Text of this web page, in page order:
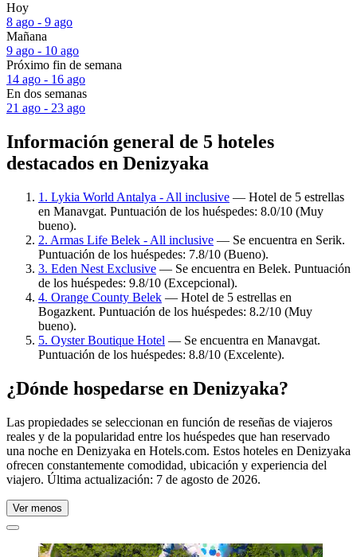
Hoy
8 ago - 9 ago
Mañana
9 ago - 10 ago
Próximo fin de semana
14 ago - 16 ago
En dos semanas
21 ago - 23 ago
Información general de 5 hoteles
destacados en Denizyaka
1. Lykia World Antalya - All inclusive — Hotel de 5 estrellas
en Manavgat. Puntuación de los huéspedes: 8.0/10 (Muy
bueno).
2. Armas Life Belek - All inclusive — Se encuentra en Serik.
Puntuación de los huéspedes: 7.8/10 (Bueno).
3. Eden Nest Exclusive — Se encuentra en Belek. Puntuación
de los huéspedes: 9.8/10 (Excepcional).
4. Orange County Belek — Hotel de 5 estrellas en
Bogazkent. Puntuación de los huéspedes: 8.2/10 (Muy
bueno).
5. Oyster Boutique Hotel — Se encuentra en Manavgat.
Puntuación de los huéspedes: 8.8/10 (Excelente).
¿Dónde hospedarse en Denizyaka?
Las propiedades se seleccionan en función de reseñas de viajeros
reales y de la popularidad entre los huéspedes que han reservado
una noche en Denizyaka en Hotels.com. Estos hoteles en Denizyaka
ofrecen constantemente comodidad, ubicación y experiencia del
viajero. Última actualización: 7 de agosto de 2026.
Ver menos